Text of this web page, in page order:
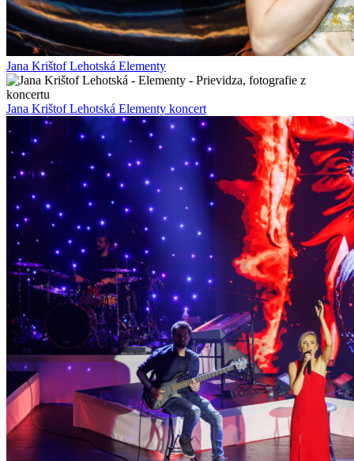
Jana Krištof Lehotská Elementy
Jana Krištof Lehotská Elementy koncert